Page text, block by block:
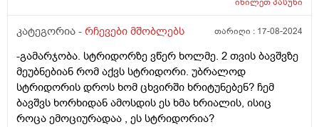
კატეგორია - რჩევები მშობლებს თარიღი : 17-08-2024
-გამარჯობა. სტრიდორზე ვწერ ხოლმე. 2 თვის ბავშვზე
მეუბნებიან რომ აქვს სტრიდორი. უბრალოდ
სტრიდორის დროს ხომ ცხვირში ხრიტუნებენ? ჩემ
ბავშვს ხორხიდან ამოსდის ეს ხმა ხრიალის, ისიც
როცა ემოციურადაა , ეს სტრიდორია?